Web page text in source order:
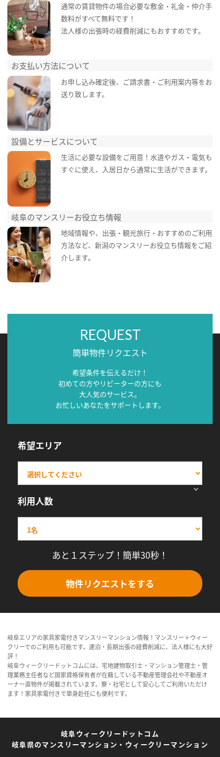
通常の賃貸物件の場合必要な敷金・礼金・仲介手
数料がすべて無料です！
法人様の出張時の経費削減にもおすすめです。
お支払い方法について
お申し込み確定後、ご請求書・ご利用案内等をお
送り致します。
設備とサービスについて
生活に必要な設備をご用意！水道やガス・電気も
すぐに使え、入居日から通常に生活ができます。
岐阜のマンスリーお役立ち情報
地域情報や、出張・観光旅行・おすすめのご利用
方法など、新潟のマンスリーお役立ち情報をご紹
介します。
REQUEST
簡単物件リクエスト
希望条件を伝えるだけ！
初めての方やリピーターの方にも
大人気のサービス。
お忙しいあなたをサポートします。
希望エリア
利用人数
あと１ステップ！簡単30秒！
物件リクエストをする
岐阜エリアの家具家電付きマンスリーマンション情報！マンスリー＋ウィー
クリーでのご利用も可能です。連泊・長期出張の経費削減に、法人様にも大好
評！
岐阜ウィークリードットコムには、宅地建物取引士・マンション管理士・管
理業務主任者など国家資格保有者が在籍している不動産管理会社や不動産オ
ーナー直物件が掲載されています。寮・社宅として安心してご利用いただけ
ます！家具家電付きで単身赴任にも便利です。
岐阜ウィークリードットコム
岐阜県のマンスリーマンション・ウィークリーマンション